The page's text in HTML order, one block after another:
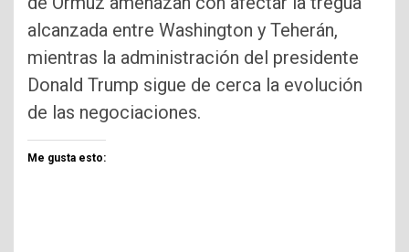
alcanzada entre Washington y Teherán,
mientras la administración del presidente
Donald Trump sigue de cerca la evolución
de las negociaciones.
Me gusta esto: